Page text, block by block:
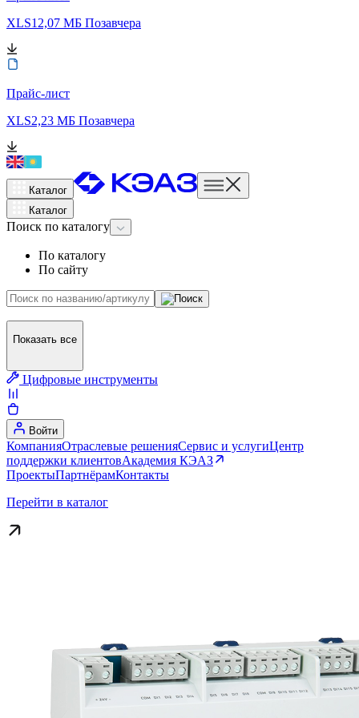
XLS12,07 МБ Позавчера
Прайс-лист
XLS2,23 МБ Позавчера
Каталог
Каталог
Поиск по каталогу
По каталогу
По сайту
Показать все
Цифровые инструменты
Войти
КомпанияОтраслевые решенияСервис и услугиЦентр
поддержки клиентовАкадемия КЭАЗ
ПроектыПартнёрамКонтакты
Перейти в каталог